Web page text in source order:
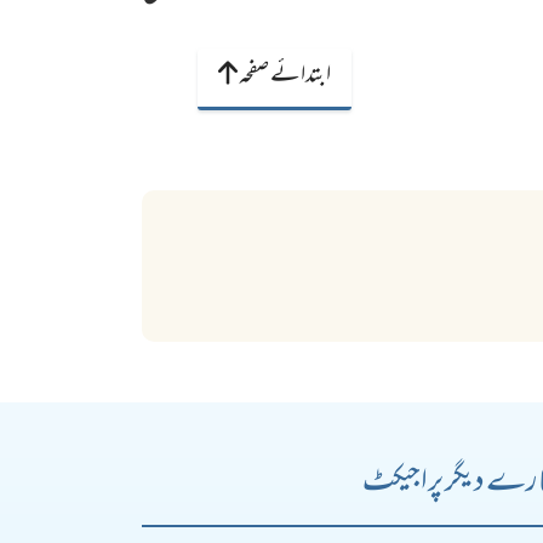
ابتدائے صفحہ
دیگر پراجیکٹ